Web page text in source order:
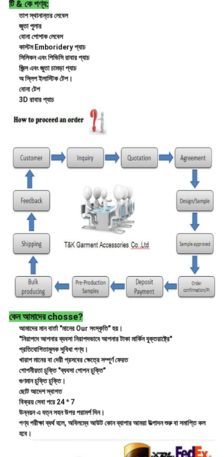
টি & কে পণ্য:
তাপ স্থানান্তর লেবেল
জুতা পুলার
বোনা পোশাক লেবেল
কাস্টম Emboridery প্যাচ
সিলিকন এবং পিভিসি রাবার প্যাচ
জিন্স এবং জুতা চামড়া প্যাচ
অ স্লিপ ইলাস্টিক টেপ।
বোনা টেপ
3D রাবার প্যাচ
কেন আমাদের chosse?
আমাদের মান বার্তা "মানের Our সংস্কৃতি"হয়।
"নিরাপদে আপনার ব্যবসা নিরাপদভাবে আপনার টাকা মার্কিন যুক্তরাষ্ট্রে"
প্রতিযোগিতামূলক সুবিধা পণ্য।
খারাপ মানের বা দেরী প্রসবের ক্ষেত্রে সম্পূর্ণ ফেরত
গোপনীয়তা চুক্তি "ব্যবসা গোপন চুক্তি"
গুণমান চুক্তি চুক্তি।
ছোট আদেশ স্বাগত
বিক্রয় সেবা পরে 24 * 7
উন্নয়ন এ যত্ন সহন উপর পরামর্শ দিন।
পণ্য পরীক্ষা ব্যর্থ হলে, অবিলম্বে আউট কোন ব্যাপার আমরা উত্পাদন শুরু বা সমাপ্তি কল
হবে।